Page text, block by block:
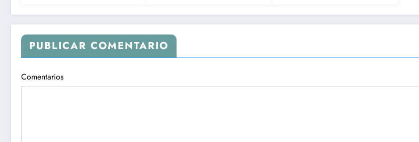
PUBLICAR COMENTARIO
Comentarios